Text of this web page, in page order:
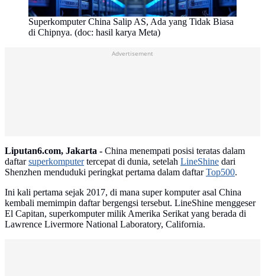
Superkomputer China Salip AS, Ada yang Tidak Biasa
di Chipnya. (doc: hasil karya Meta)
Advertisement
Liputan6.com, Jakarta - China menempati posisi teratas dalam
daftarsuperkomputertercepat di dunia, setelah LineShine dari
Shenzhen menduduki peringkat pertama dalam daftarTop500.
Ini kali pertama sejak 2017, di mana super komputer asal China
kembali memimpin daftar bergengsi tersebut. LineShine menggeser
El Capitan, superkomputer milik Amerika Serikat yang berada di
Lawrence Livermore National Laboratory, California.